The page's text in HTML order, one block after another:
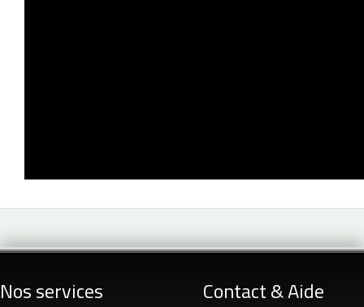
Nos services Contact & Aide